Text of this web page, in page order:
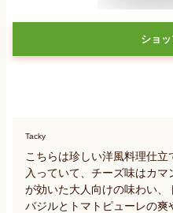
ショ
Tacky
こちらは珍しい洋風料理仕
入っていて、チーズ味はカ
が効いた大人向けの味わい
バジルとトマトピューレの爽